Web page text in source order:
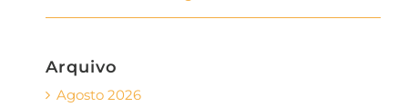
Arquivo
Agosto 2026